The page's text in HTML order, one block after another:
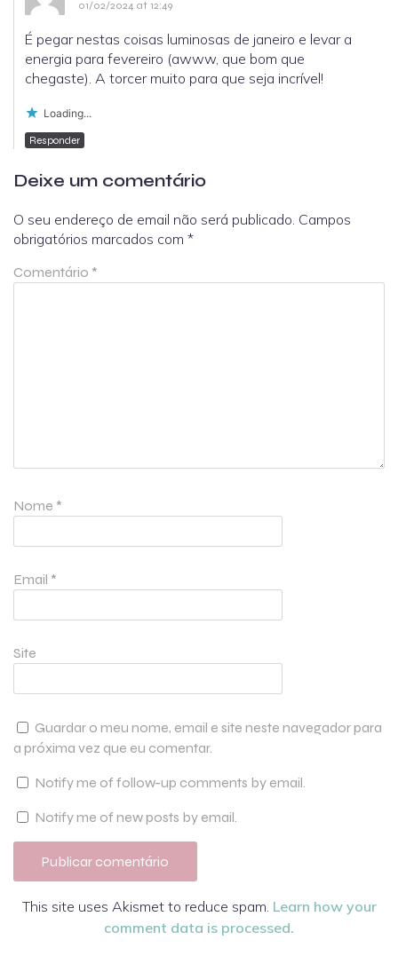
01/02/2024 at 12:49
É pegar nestas coisas luminosas de janeiro e levar a
energia para fevereiro (awww, que bom que
chegaste). A torcer muito para que seja incrível!
Loading...
Responder
Deixe um comentário
O seu endereço de email não será publicado. Campos
obrigatórios marcados com *
Comentário *
Nome *
Email *
Site
Guardar o meu nome, email e site neste navegador para
a próxima vez que eu comentar.
Notify me of follow-up comments by email.
Notify me of new posts by email.
This site uses Akismet to reduce spam. Learn how your
comment data is processed.